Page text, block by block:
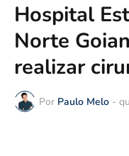
Hospital
Norte
realizar
Por Paulo Melo -